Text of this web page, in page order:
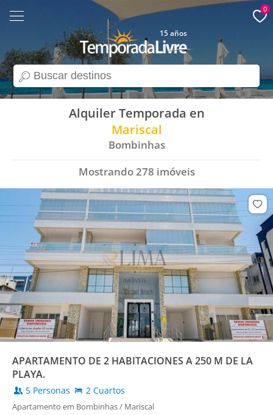
search
15 años
0
Alquiler Temporada en
Mariscal
Bombinhas
Mostrando278 imóveis
APARTAMENTO DE 2 HABITACIONES A 250 M DE LA
PLAYA.
5 Personas 2 Cuartos
Apartamento em Bombinhas / Mariscal